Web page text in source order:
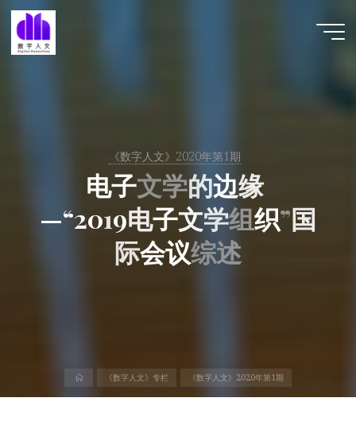
《数字人文》2020年第1期
电子文学的边缘
—“2019电子文学组织”国
际会议综述
《数字人文》专栏 《数字人文》2020年第1期